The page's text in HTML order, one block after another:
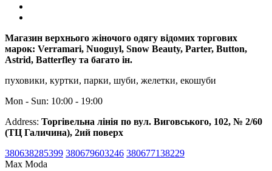
Магазин верхнього жіночого одягу відомих торгових
марок: Verramari, Nuoguyl, Snow Beauty, Parter, Button,
Astrid, Batterfley та багато ін.
пуховики, куртки, парки, шуби, желетки, екошуби
Mon - Sun: 10:00 - 19:00
Address: Торгівельна лінія по вул. Виговського, 102, № 2/60
(ТЦ Галичина), 2ий поверх
380638285399 380679603246 380677138229
Max Moda